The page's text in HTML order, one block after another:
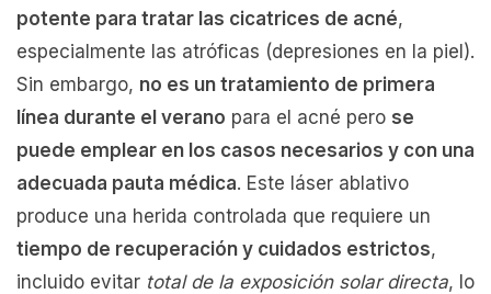
potente para tratar las cicatrices de acné,
especialmente las atróficas (depresiones en la piel).
Sin embargo, no es un tratamiento de primera
línea durante el verano para el acné pero se
puede emplear en los casos necesarios y con una
adecuada pauta médica. Este láser ablativo
produce una herida controlada que requiere un
tiempo de recuperación y cuidados estrictos,
incluido evitar total de la exposición solar directa, lo